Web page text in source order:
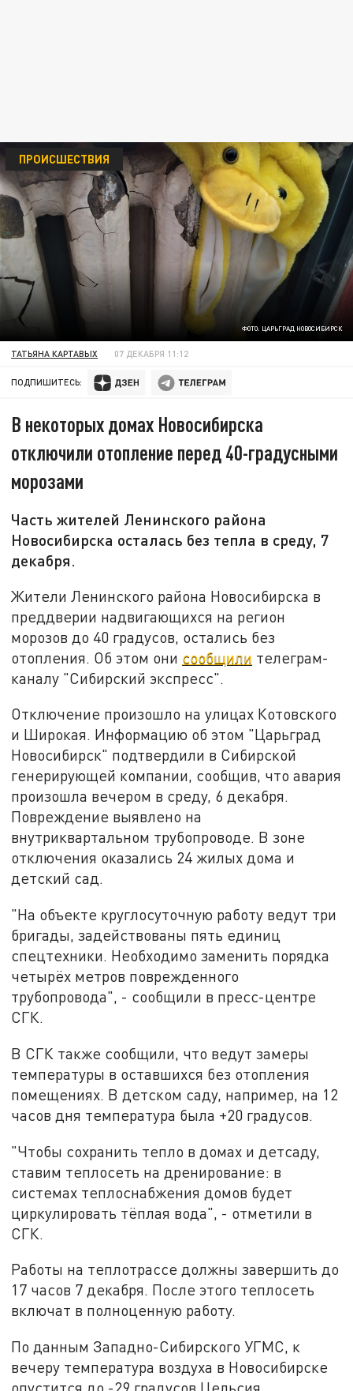
ФОТО: ЦАРЬГРАД НОВОСИБИРСК
ПРОИСШЕСТВИЯ
ТАТЬЯНА КАРТАВЫХ 07 ДЕКАБРЯ 11:12
ПОДПИШИТЕСЬ:
В некоторых домах Новосибирска
отключили отопление перед 40-градусными
морозами
Часть жителей Ленинского района
Новосибирска осталась без тепла в среду, 7
декабря.
Жители Ленинского района Новосибирска в
преддверии надвигающихся на регион
морозов до 40 градусов, остались без
отопления. Об этом они сообщили телеграм-
каналу "Сибирский экспресс".
Отключение произошло на улицах Котовского
и Широкая. Информацию об этом "Царьград
Новосибирск" подтвердили в Сибирской
генерирующей компании, сообщив, что авария
произошла вечером в среду, 6 декабря.
Повреждение выявлено на
внутриквартальном трубопроводе. В зоне
отключения оказались 24 жилых дома и
детский сад.
"На объекте круглосуточную работу ведут три
бригады, задействованы пять единиц
спецтехники. Необходимо заменить порядка
четырёх метров поврежденного
трубопровода", - сообщили в пресс-центре
СГК.
В СГК также сообщили, что ведут замеры
температуры в оставшихся без отопления
помещениях. В детском саду, например, на 12
часов дня температура была +20 градусов.
"Чтобы сохранить тепло в домах и детсаду,
ставим теплосеть на дренирование: в
системах теплоснабжения домов будет
циркулировать тёплая вода", - отметили в
СГК.
Работы на теплотрассе должны завершить до
17 часов 7 декабря. После этого теплосеть
включат в полноценную работу.
По данным Западно-Сибирского УГМС, к
вечеру температура воздуха в Новосибирске